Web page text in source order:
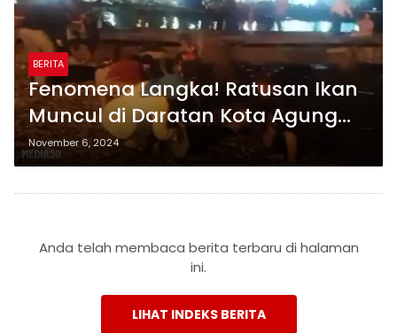
BERITA
Fenomena Langka! Ratusan Ikan
Muncul di Daratan Kota Agung
Tanggamus, Begini Penjelasan
Polairud dan BMKG
November 6, 2024
Anda telah membaca berita terbaru di halaman
ini.
LIHAT INDEKS BERITA